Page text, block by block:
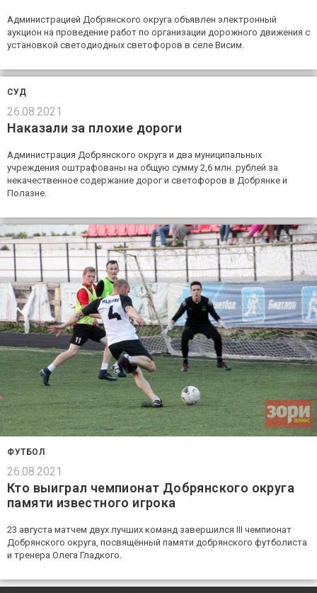
Администрацией Добрянского округа объявлен электронный
аукцион на проведение работ по организации дорожного движения с
установкой светодиодных светофоров в селе Висим.
СУД
26.08.2021
Наказали за плохие дороги
Администрация Добрянского округа и два муниципальных
учреждения оштрафованы на общую сумму 2,6 млн. рублей за
некачественное содержание дорог и светофоров в Добрянке и
Полазне.
ФУТБОЛ
26.08.2021
Кто выиграл чемпионат Добрянского округа
памяти известного игрока
23 августа матчем двух лучших команд завершился III чемпионат
Добрянского округа, посвящённый памяти добрянского футболиста
и тренера Олега Гладкого.